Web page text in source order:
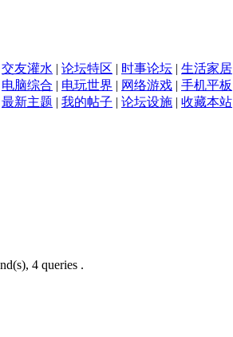
交友灌水 | 论坛特区 | 时事论坛 | 生活家居
电脑综合 | 电玩世界 | 网络游戏 | 手机平板
最新主题 | 我的帖子 | 论坛设施 | 收藏本站
4 queries .